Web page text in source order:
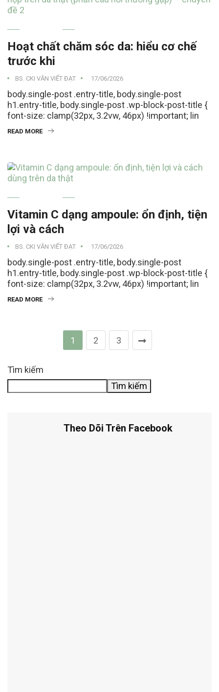
Hoạt chất chăm sóc da: hiểu cơ chế
trước khi
BS. CKI VĂN VIẾT ĐẠT 17/06/2026
body.single-post .entry-title, body.single-post
h1.entry-title, body.single-post .wp-block-post-title {
font-size: clamp(32px, 3.2vw, 46px) !important; lin
READ MORE
Vitamin C dạng ampoule: ổn định, tiện
lợi và cách
BS. CKI VĂN VIẾT ĐẠT 17/06/2026
body.single-post .entry-title, body.single-post
h1.entry-title, body.single-post .wp-block-post-title {
font-size: clamp(32px, 3.2vw, 46px) !important; lin
READ MORE
1 2 3
Tìm kiếm
Tìm kiếm
Theo Dõi Trên Facebook